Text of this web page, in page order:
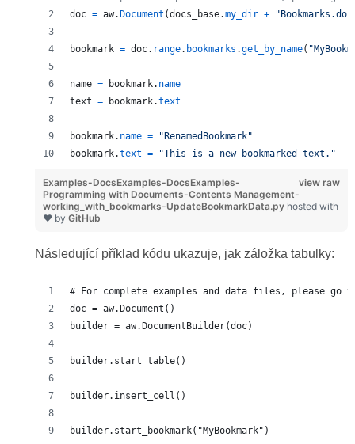
doc = aw. Document (docs_base.my_dir +
bookmark = doc. range. bookmarks .get_by_name(
name = bookmark. name
text = bookmark.text
bookmark. name =
"RenamedBookmark"
bookmark.text = "This is a new bookmarked text."
view raw
Examples-DocsExamples-DocsExamples-
Programming with Documents-Contents Management-
working_with_bookmarks-UpdateBookmarkData.py hosted with
❤ by GitHub
Následující příklad kódu ukazuje, jak záložka tabulky:
# For complete examples and data files, please go
doc = aw.Document()
builder = aw.DocumentBuilder(doc)
builder.start_table()
builder.insert_cell()
builder.start_bookmark("MyBookmark")